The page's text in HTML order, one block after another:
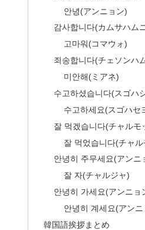
안녕(アンニョン)
감사합니다(カムサハム
고마워(コマウォ)
죄송합니다(チェソンハ
미안해(ミアネ)
수고하셨습니다(スゴハ
수고하세요(スゴハセ
잘 먹겠습니다(チャルモ
잘 먹었습니다(チャ
안녕히 주무세요(アンニ
잘 자(チャルジャ)
안녕히 가세요(アンニョ
안녕히 계세요(アン
韓国語挨拶まとめ